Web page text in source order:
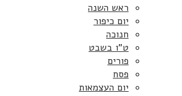
ראש השנה
יום כיפור
חנוכה
ט”ו בשבט
פורים
פסח
יום העצמאות